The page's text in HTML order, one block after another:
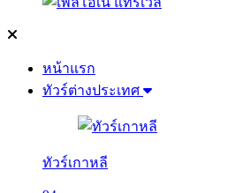
หน้าแรก
ทัวร์ต่างประเทศ
ทัวร์เกาหลี